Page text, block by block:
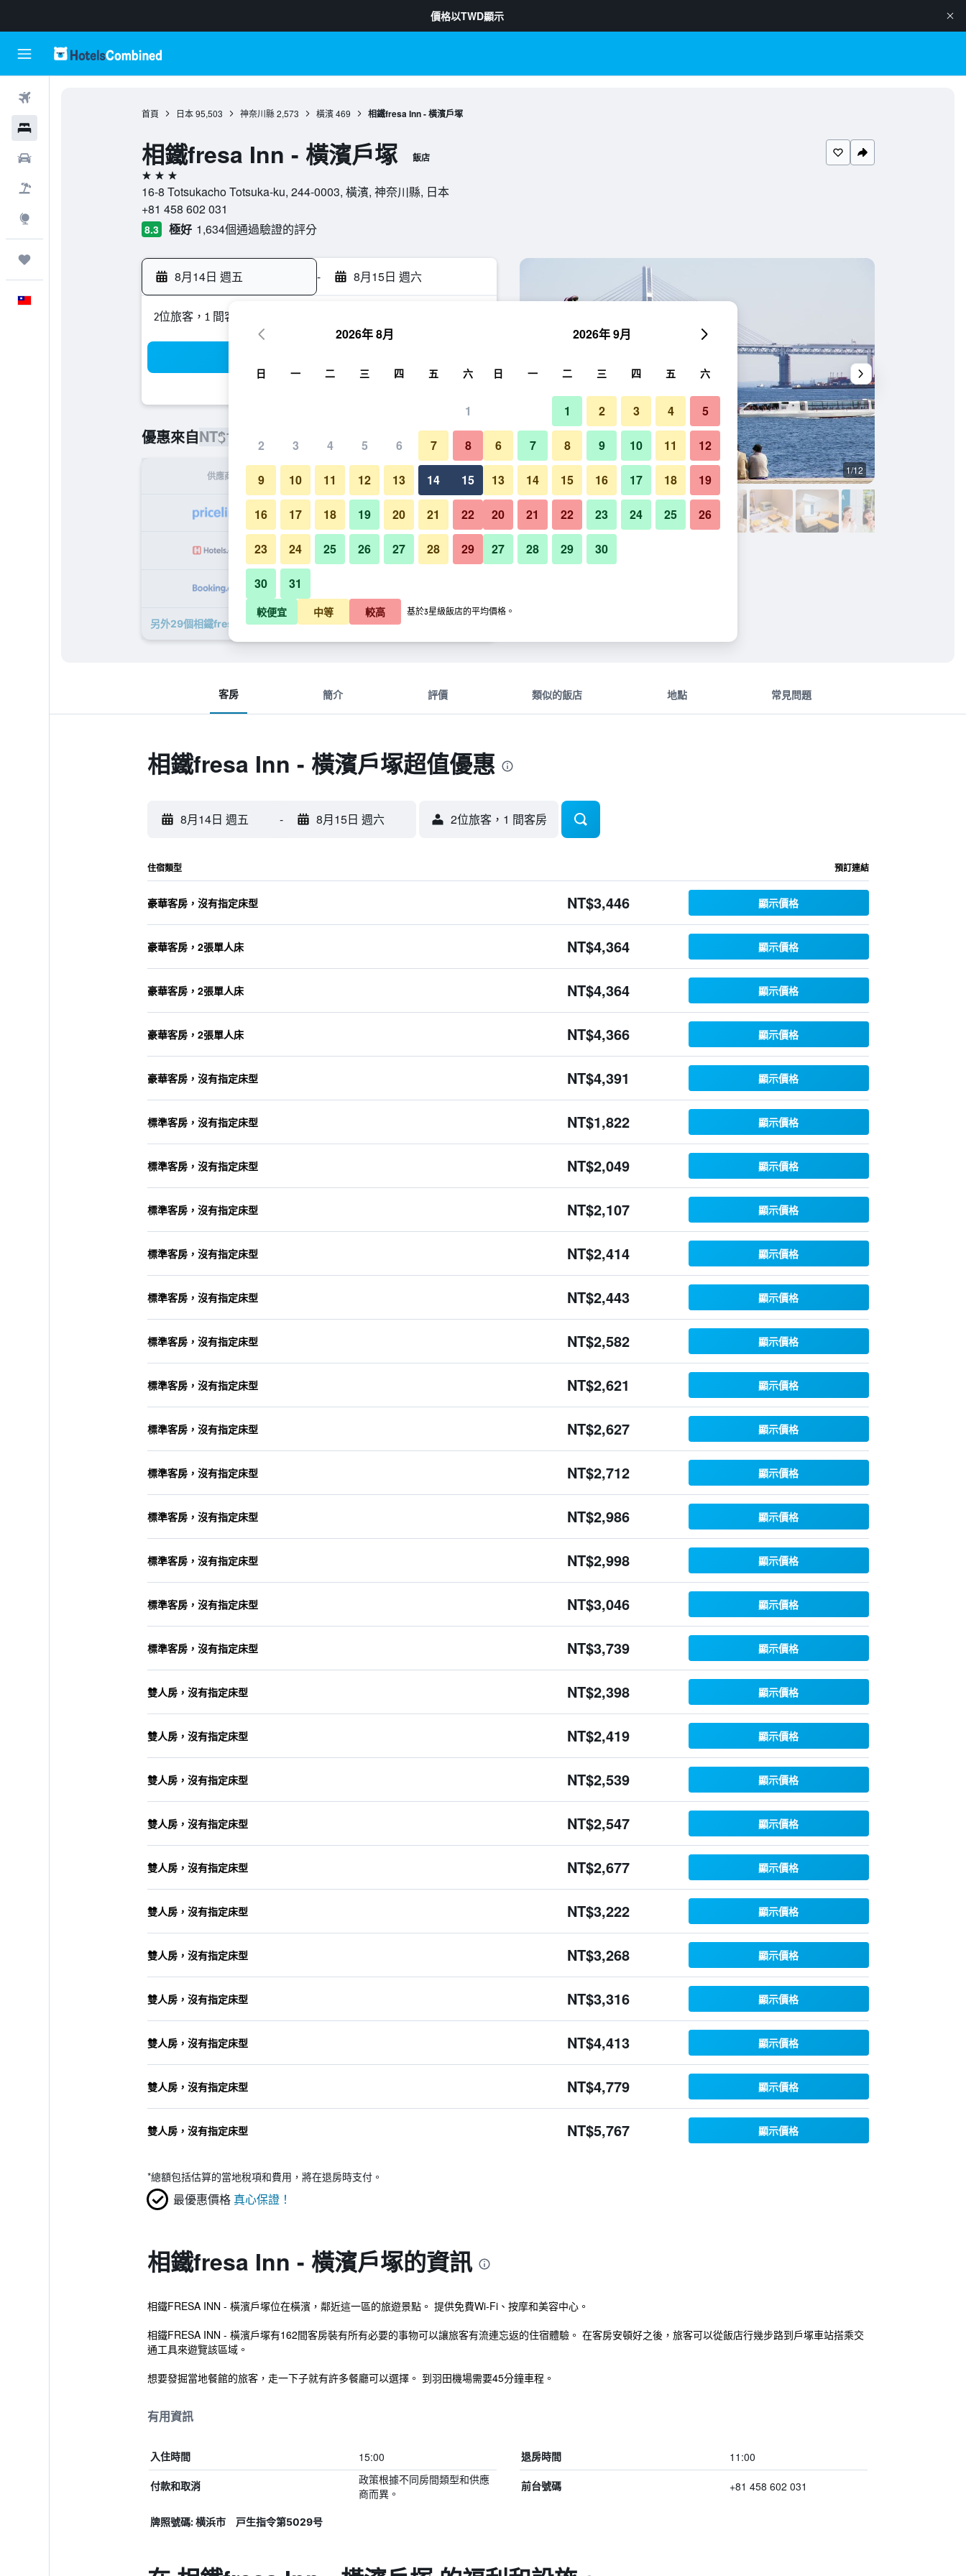
價格以TWD顯示
首頁 日本 95,503 神奈川縣 2,573 橫濱 469 相鐵fresa Inn - 橫濱戶塚
相鐵fresa Inn - 橫濱戶塚 飯店
3星級
16-8 Totsukacho Totsuka-ku, 244-0003, 橫濱, 神奈川縣, 日本
+81 458 602 031
8.3 極好 1,634個通過驗證的評分
8月14日 週五 - 8月15日 週六
2位旅客，1 間客房
優惠來自NT$1,822
供應商 每晚總額
NT$1,822 查看優惠
NT$2,049 查看優惠
另外29個相鐵fresa Inn - 橫濱戶塚​的優惠
其他 1/12
相鐵fresa Inn - 橫濱戶塚的照片
客房 簡介 評價 類似的飯店 地點 常見問題
相鐵fresa Inn - 橫濱戶塚超值優惠
8月14日 週五 - 8月15日 週六 2位旅客，1 間客房
住宿類型 預訂連結
豪華客房，沒有指定床型 NT$3,446 顯示價格
豪華客房，2張單人床 NT$4,364 顯示價格
豪華客房，2張單人床 NT$4,364 顯示價格
豪華客房，2張單人床 NT$4,366 顯示價格
豪華客房，沒有指定床型 NT$4,391 顯示價格
標準客房，沒有指定床型 NT$1,822 顯示價格
標準客房，沒有指定床型 NT$2,049 顯示價格
標準客房，沒有指定床型 NT$2,107 顯示價格
標準客房，沒有指定床型 NT$2,414 顯示價格
標準客房，沒有指定床型 NT$2,443 顯示價格
標準客房，沒有指定床型 NT$2,582 顯示價格
標準客房，沒有指定床型 NT$2,621 顯示價格
標準客房，沒有指定床型 NT$2,627 顯示價格
標準客房，沒有指定床型 NT$2,712 顯示價格
標準客房，沒有指定床型 NT$2,986 顯示價格
標準客房，沒有指定床型 NT$2,998 顯示價格
標準客房，沒有指定床型 NT$3,046 顯示價格
標準客房，沒有指定床型 NT$3,739 顯示價格
雙人房，沒有指定床型 NT$2,398 顯示價格
雙人房，沒有指定床型 NT$2,419 顯示價格
雙人房，沒有指定床型 NT$2,539 顯示價格
雙人房，沒有指定床型 NT$2,547 顯示價格
雙人房，沒有指定床型 NT$2,677 顯示價格
雙人房，沒有指定床型 NT$3,222 顯示價格
雙人房，沒有指定床型 NT$3,268 顯示價格
雙人房，沒有指定床型 NT$3,316 顯示價格
雙人房，沒有指定床型 NT$4,413 顯示價格
雙人房，沒有指定床型 NT$4,779 顯示價格
雙人房，沒有指定床型 NT$5,767 顯示價格
*總額包括估算的當地稅項和費用，將在退房時支付。
最優惠價格 真心保證！
相鐵fresa Inn - 橫濱戶塚的資訊
相鐵FRESA INN - 橫濱戶塚位在橫濱，鄰近這一區的旅遊景點。 提供免費Wi-Fi、按摩和美容中心。
相鐵FRESA INN - 橫濱戶塚有162間客房裝有所有必要的事物可以讓旅客有流連忘返的住宿體驗。 在客房安頓好之後，旅客可以從飯店行幾步路到戶塚車站搭乘交
通工具來遊覽該區域。
想要發掘當地餐館的旅客，走一下子就有許多餐廳可以選擇。 到羽田機場需要45分鐘車程。
有用資訊
入住時間 15:00 退房時間 11:00
付款和取消
政策根據不同房間類型和供應
商而異。
前台號碼 +81 458 602 031
牌照號碼: 横浜市 戸生指令第5029号
2026年 8月
日 一 二 三 四 五 六
1
2 3 4 5 6 7 8
9 10 11 12 13 14 15
16 17 18 19 20 21 22
23 24 25 26 27 28 29
30 31
2026年 9月
日 一 二 三 四 五 六
1 2 3 4 5
6 7 8 9 10 11 12
13 14 15 16 17 18 19
20 21 22 23 24 25 26
27 28 29 30
較便宜 中等 較高 基於3星級飯店的平均價格。